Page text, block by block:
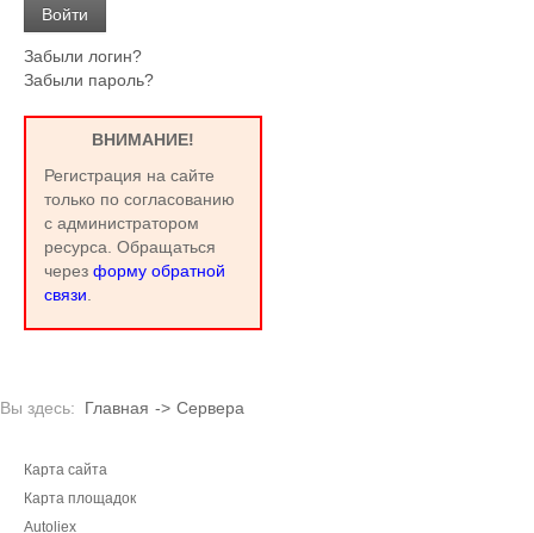
Забыли логин?
Забыли пароль?
ВНИМАНИЕ!
Регистрация на сайте
только по согласованию
с администратором
ресурса. Обращаться
через форму обратной
связи
Вы здесь: Главная -> Сервера
Карта сайта
Карта площадок
Autoliex